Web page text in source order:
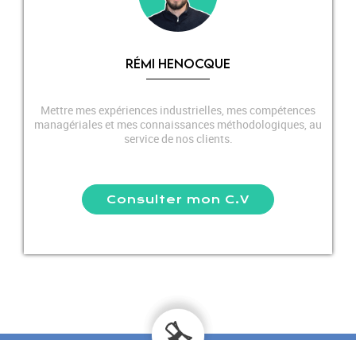
RÉMI HENOCQUE
Mettre mes expériences industrielles, mes compétences
managériales et mes connaissances méthodologiques, au
service de nos clients.
Consulter mon C.V